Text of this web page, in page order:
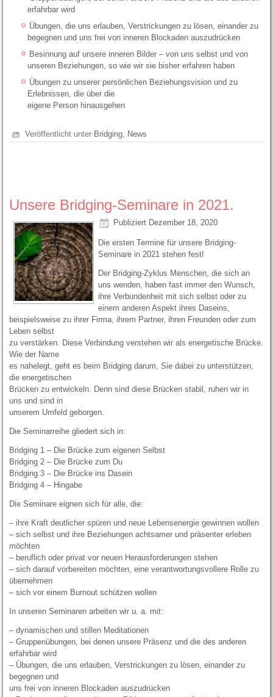
erfahrbar wird
Übungen, die uns erlauben, Verstrickungen zu lösen, einander zu
begegnen und uns frei von inneren Blockaden auszudrücken
Besinnung auf unsere inneren Bilder – von uns selbst und von
unseren Beziehungen, so wie wir sie bisher erfahren haben
Übungen zu unserer persönlichen Beziehungsvision und zu
Erlebnissen, die über die
eigene Person hinausgehen
Veröffentlicht unter Bridging, News
Unsere Bridging-Seminare in 2021.
Publiziert Dezember 18, 2020
Die ersten Termine für unsere Bridging-
Seminare in 2021 stehen fest!
Der Bridging-Zyklus Menschen, die sich an
uns wenden, haben fast immer den Wunsch,
ihre Verbundenheit mit sich selbst oder zu
einem anderen Aspekt ihres Daseins,
beispielsweise zu ihrer Firma, ihrem Partner, ihren Freunden oder zum
Leben selbst
zu verstärken. Diese Verbindung verstehen wir als energetische Brücke.
Wie der Name
es nahelegt, geht es beim Bridging darum, Sie dabei zu unterstützen,
die energetischen
Brücken zu entwickeln. Denn sind diese Brücken stabil, ruhen wir in
uns und sind in
unserem Umfeld geborgen.
Die Seminarreihe gliedert sich in:
Bridging 1 – Die Brücke zum eigenen Selbst
Bridging 2 – Die Brücke zum Du
Bridging 3 – Die Brücke ins Dasein
Bridging 4 – Hingabe
Die Seminare eignen sich für alle, die:
– ihre Kraft deutlicher spüren und neue Lebensenergie gewinnen wollen
– sich selbst und ihre Beziehungen achtsamer und präsenter erleben
möchten
– beruflich oder privat vor neuen Herausforderungen stehen
– sich darauf vorbereiten möchten, eine verantwortungsvollere Rolle zu
übernehmen
– sich vor einem Burnout schützen wollen
In unseren Seminaren arbeiten wir u. a. mit:
– dynamischen und stillen Meditationen
– Gruppenübungen, bei denen unsere Präsenz und die des anderen
erfahrbar wird
– Übungen, die uns erlauben, Verstrickungen zu lösen, einander zu
begegnen und
uns frei von inneren Blockaden auszudrücken